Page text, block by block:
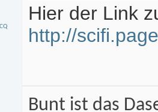
Hier der Link
http://
Bunt ist das